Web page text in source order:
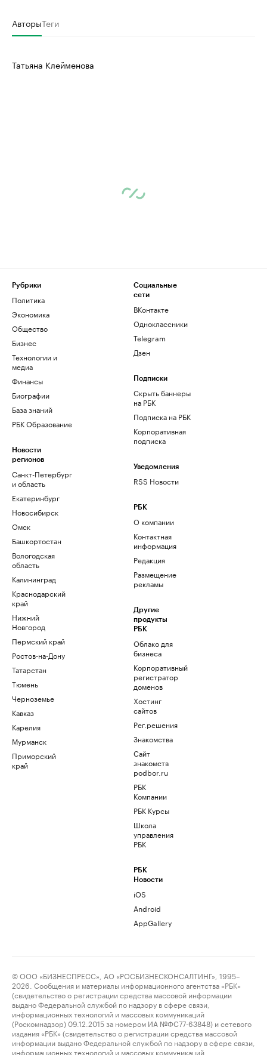
АвторыТеги
Татьяна Клейменова
Рубрики
Политика
Экономика
Общество
Бизнес
Технологии и
медиа
Финансы
Биографии
База знаний
РБК Образование
Новости
регионов
Санкт-Петербург
и область
Екатеринбург
Новосибирск
Омск
Башкортостан
Вологодская
область
Калининград
Краснодарский
край
Нижний
Новгород
Пермский край
Ростов-на-Дону
Татарстан
Тюмень
Черноземье
Кавказ
Карелия
Мурманск
Приморский
край
Социальные
сети
ВКонтакте
Одноклассники
Telegram
Дзен
Подписки
Скрыть баннеры
на РБК
Подписка на РБК
Корпоративная
подписка
Уведомления
RSS Новости
РБК
О компании
Контактная
информация
Редакция
Размещение
рекламы
Другие
продукты
РБК
Облако для
бизнеса
Корпоративный
регистратор
доменов
Хостинг
сайтов
Рег.решения
Знакомства
Сайт
знакомств
podbor.ru
РБК
Компании
РБК Курсы
Школа
управления
РБК
РБК
Новости
iOS
Android
AppGallery
© ООО «БИЗНЕСПРЕСС», АО «РОСБИЗНЕСКОНСАЛТИНГ», 1995–
2026. Сообщения и материалы информационного агентства «РБК»
(свидетельство о регистрации средства массовой информации
выдано Федеральной службой по надзору в сфере связи,
информационных технологий и массовых коммуникаций
(Роскомнадзор) 09.12.2015 за номером ИА №ФС77-63848) и сетевого
издания «РБК» (свидетельство о регистрации средства массовой
информации выдано Федеральной службой по надзору в сфере связи,
информационных технологий и массовых коммуникаций